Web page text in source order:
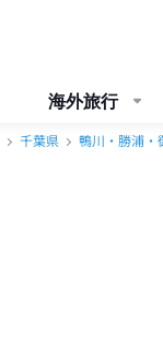
海外旅行
千葉県 鴨川・勝浦・